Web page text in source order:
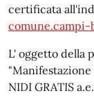
certificata
comune.campi-
L' oggetto della
NIDI GRATIS